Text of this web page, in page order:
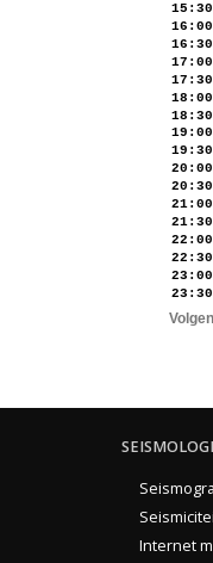
15:30
16:00
16:30
17:00
17:30
18:00
18:30
19:00
19:30
20:00
20:30
21:00
21:30
22:00
22:30
23:00
23:30
Internet